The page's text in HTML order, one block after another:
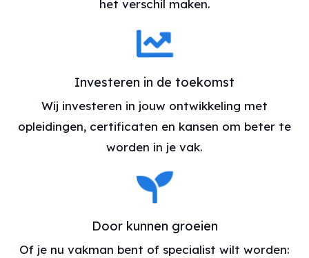
het verschil maken.
Investeren in de toekomst
Wij investeren in jouw ontwikkeling met
opleidingen, certificaten en kansen om beter te
worden in je vak.
Door kunnen groeien
Of je nu vakman bent of specialist wilt worden: